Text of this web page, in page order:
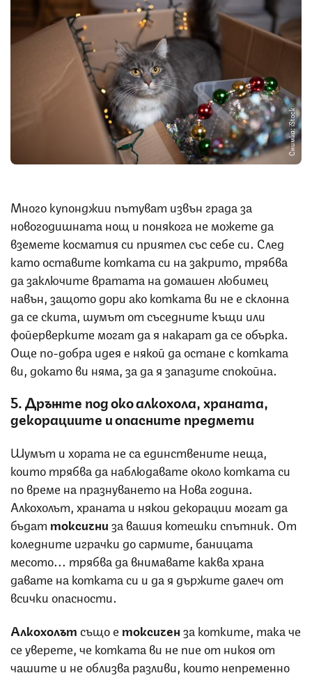
Снимка: iStock
Много купонджии пътуват извън града за
новогодишната нощ и понякога не можете да
вземете косматия си приятел със себе си. След
като оставите котката си на закрито, трябва
да заключите вратата на домашен любимец
навън, защото дори ако котката ви не е склонна
да се скита, шумът от съседните къщи или
фойерверките могат да я накарат да се обърка.
Още по-добра идея е някой да остане с котката
ви, докато ви няма, за да я запазите спокойна.
5. Дръжте под око алкохола, храната,
декорациите и опасните предмети
Шумът и хората не са единствените неща,
които трябва да наблюдавате около котката си
по време на празнуването на Нова година.
Алкохолът, храната и някои декорации могат да
бъдат токсичниза вашия котешки спътник. От
коледните играчки до сармите, баницата
месото... трябва да внимавате каква храна
давате на котката си и да я държите далеч от
всички опасности.
Алкохолътсъщо е токсиченза котките, така че
се уверете, че котката ви не пие от никоя от
чашите и не облизва разливи, които непременно